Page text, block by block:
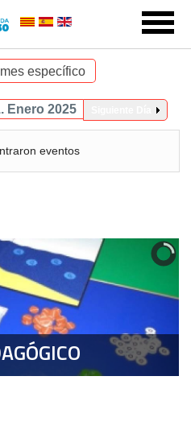
mes específico
Enero 2025
eventos